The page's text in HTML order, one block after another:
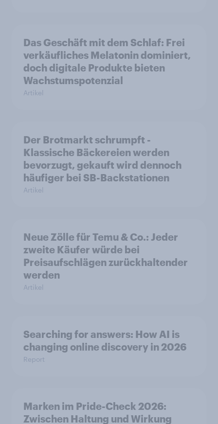
Das Geschäft mit dem Schlaf: Frei
verkäufliches Melatonin dominiert,
doch digitale Produkte bieten
Wachstumspotenzial
Artikel
Der Brotmarkt schrumpft -
Klassische Bäckereien werden
bevorzugt, gekauft wird dennoch
häufiger bei SB-Backstationen
Artikel
Neue Zölle für Temu & Co.: Jeder
zweite Käufer würde bei
Preisaufschlägen zurückhaltender
werden
Artikel
Searching for answers: How AI is
changing online discovery in 2026
Report
Marken im Pride-Check 2026:
Zwischen Haltung und Wirkung